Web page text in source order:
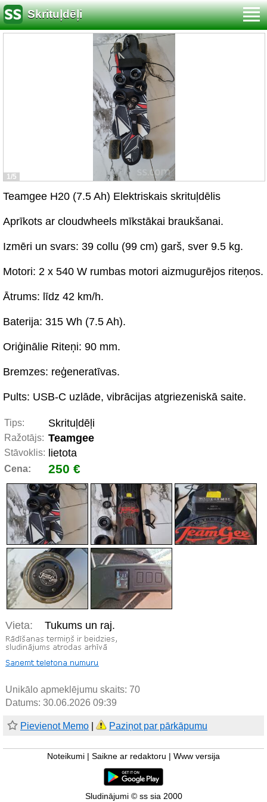
Skrituļdēļi
1/5
Teamgee H20 (7.5 Ah) Elektriskais skrituļdēlis
Aprīkots ar cloudwheels mīkstākai braukšanai.
Izmēri un svars: 39 collu (99 cm) garš, sver 9.5 kg.
Motori: 2 x 540 W rumbas motori aizmugurējos riteņos.
Ātrums: līdz 42 km/h.
Baterija: 315 Wh (7.5 Ah).
Oriģinālie Riteņi: 90 mm.
Bremzes: reģeneratīvas.
Pults: USB-C uzlāde, vibrācijas atgriezeniskā saite.
Tips: Skrituļdēļi
Ražotājs: Teamgee
Stāvoklis: lietota
Cena: 250 €
Vieta: Tukums un raj.
Unikālo apmeklējumu skaits: 70
Datums: 30.06.2026 09:39
Pievienot Memo Paziņot par pārkāpumu
Noteikumi Saikne ar redaktoru Www versija
Sludinājumi © ss sia 2000